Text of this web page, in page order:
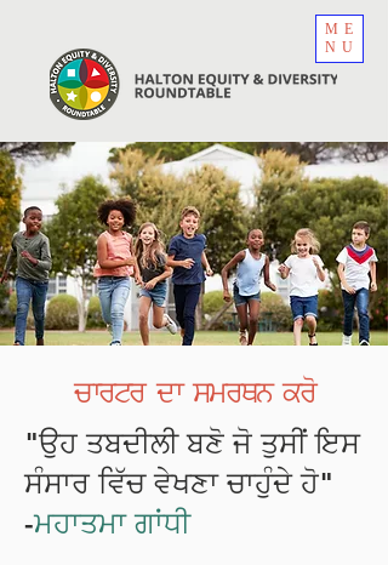
ME
NU
ਚਾਰਟਰ ਦਾ ਸਮਰਥਨ ਕਰੋ
"ਉਹ ਤਬਦੀਲੀ ਬਣੋ ਜੋ ਤੁਸੀਂ ਇਸ
ਸੰਸਾਰ ਵਿੱਚ ਵੇਖਣਾ ਚਾਹੁੰਦੇ ਹੋ"
-ਮਹਾਤਮਾ ਗਾਂਧੀ